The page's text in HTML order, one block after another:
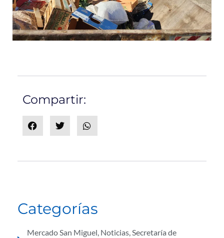
Compartir:
Categorías
Mercado San Miguel, Noticias,Secretaría de